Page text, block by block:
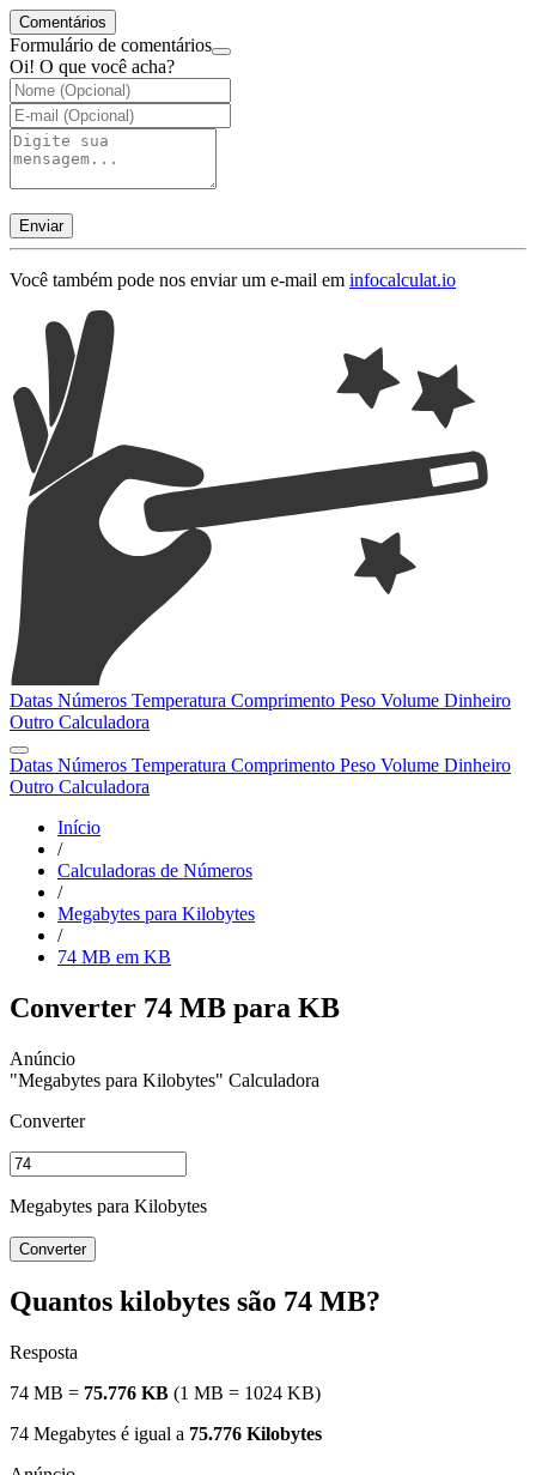
Comentários
Formulário de comentários
Oi! O que você acha?
Enviar
Você também pode nos enviar um e-mail em infocalculat.io
Datas Números Temperatura Comprimento Peso Volume Dinheiro
Outro Calculadora
Datas Números Temperatura Comprimento Peso Volume Dinheiro
Outro Calculadora
Início
/
Calculadoras de Números
/
Megabytes para Kilobytes
/
74 MB em KB
Converter 74 MB para KB
"Megabytes para Kilobytes" Calculadora
Converter
Megabytes para Kilobytes
Converter
Quantos kilobytes são 74 MB?
Resposta
74 MB = 75.776 KB (1 MB = 1024 KB)
74 Megabytes é igual a 75.776 Kilobytes